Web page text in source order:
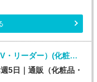
コールセンター管理・運営（SV・リーダー）(化粧品・サプリメント・健康食品問い合わせセンターのSV・LD)
5日｜通販（化粧品・